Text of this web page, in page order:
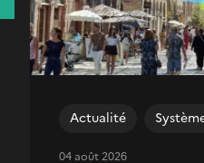
Actualité
04 août 2026